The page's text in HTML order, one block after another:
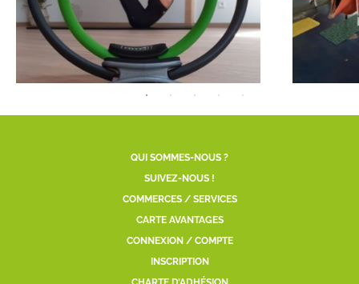
QUI SOMMES-NOUS ?
SUIVEZ-NOUS !
COMMERCES / SERVICES
CARTE AVANTAGES
CONNEXION / COMPTE
INSCRIPTION